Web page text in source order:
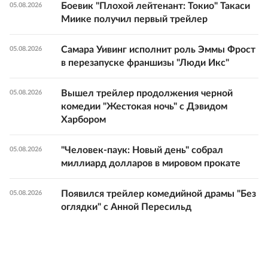
05.08.2026
Боевик "Плохой лейтенант: Токио" Такаси
Миике получил первый трейлер
05.08.2026
Самара Уивинг исполнит роль Эммы Фрост
в перезапуске франшизы "Люди Икс"
05.08.2026
Вышел трейлер продолжения черной
комедии "Жестокая ночь" с Дэвидом
Харбором
05.08.2026
"Человек-паук: Новый день" собрал
миллиард долларов в мировом прокате
05.08.2026
Появился трейлер комедийной драмы "Без
оглядки" с Анной Пересильд